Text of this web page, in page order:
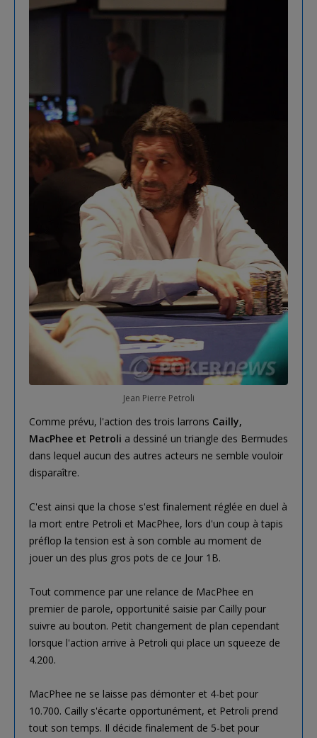
Jean Pierre Petroli
Comme prévu, l'action des trois larrons Cailly,
MacPhee et Petroli a dessiné un triangle des Bermudes
dans lequel aucun des autres acteurs ne semble vouloir
disparaître.
C'est ainsi que la chose s'est finalement réglée en duel à
la mort entre Petroli et MacPhee, lors d'un coup à tapis
préflop la tension est à son comble au moment de
jouer un des plus gros pots de ce Jour 1B.
Tout commence par une relance de MacPhee en
premier de parole, opportunité saisie par Cailly pour
suivre au bouton. Petit changement de plan cependant
lorsque l'action arrive à Petroli qui place un squeeze de
4.200.
MacPhee ne se laisse pas démonter et 4-bet pour
10.700. Cailly s'écarte opportunément, et Petroli prend
tout son temps. Il décide finalement de 5-bet pour